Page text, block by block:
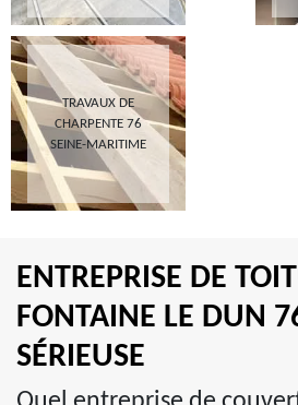
TRAVAUX DE
CHARPENTE 76
SEINE-MARITIME
ENTREPRISE DE
FONTAINE LE DUN
SÉRIEUSE